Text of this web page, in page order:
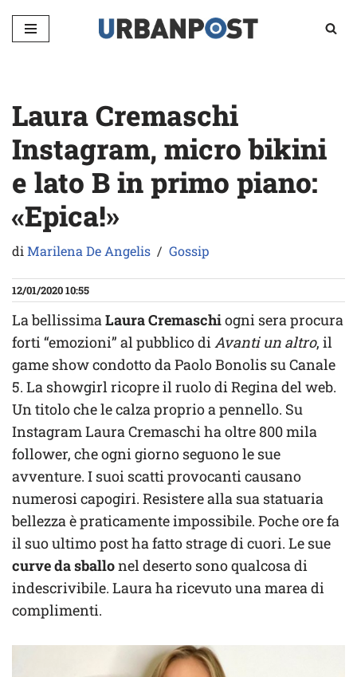
Vai
Laura Cremaschi
Instagram, micro bikini
e lato B in primo piano:
«Epica!»
diMarilena De Angelis Gossip
12/01/2020 10:55
La bellissimaLaura Cremaschiogni sera procura
forti “emozioni” al pubblico diAvanti un altro, il
game show condotto da Paolo Bonolis su Canale
5. La showgirl ricopre il ruolo di Regina del web.
Un titolo che le calza proprio a pennello. Su
Instagram Laura Cremaschi ha oltre 800 mila
follower, che ogni giorno seguono le sue
avventure. I suoi scatti provocanti causano
numerosi capogiri. Resistere alla sua statuaria
bellezza è praticamente impossibile. Poche ore fa
il suo ultimo post ha fatto strage di cuori. Le sue
curve da sballonel deserto sono qualcosa di
indescrivibile. Laura ha ricevuto una marea di
complimenti.